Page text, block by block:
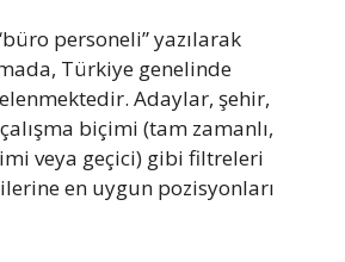
personeli” yazılarak
Türkiye genelinde
Adaylar, şehir,
biçimi (tam zamanlı,
veya geçici) gibi filtreleri
en uygun pozisyonları